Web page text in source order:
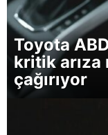
Toyota
kritik arıza
çağırıyor